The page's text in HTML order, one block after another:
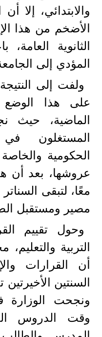
والابتدائي، إلا
الأضخم من هذا
الثانوية العامة،
المؤدي إلى
ولفت إلى
الماضية، حيث
المستغلون
الحكومية
عروشها، بعد أن
معًا، لتبقى
مصير ومستقبل
وحول تقييم
التربية
أن القرارات
السنتين
وقت الدروس